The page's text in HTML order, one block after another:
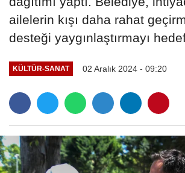
ailelerin kışı daha rahat
desteği yaygınlaştırmayı
KÜLTÜR-SANAT 02 Aralık 2024 - 09:20